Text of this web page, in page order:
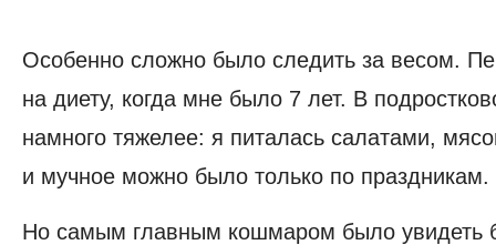
Особенно сложно было следить за весом.
на диету, когда мне было 7 лет. В
намного тяжелее: я питалась салатами,
и мучное можно было только по праздникам.
Но самым главным кошмаром было увидеть